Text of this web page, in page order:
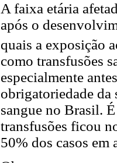
A faixa etária
após o
quais a exposição
como transfusões
especialmente
obrigatoriedade da
sangue no Brasil.
transfusões ficou
50% dos casos em